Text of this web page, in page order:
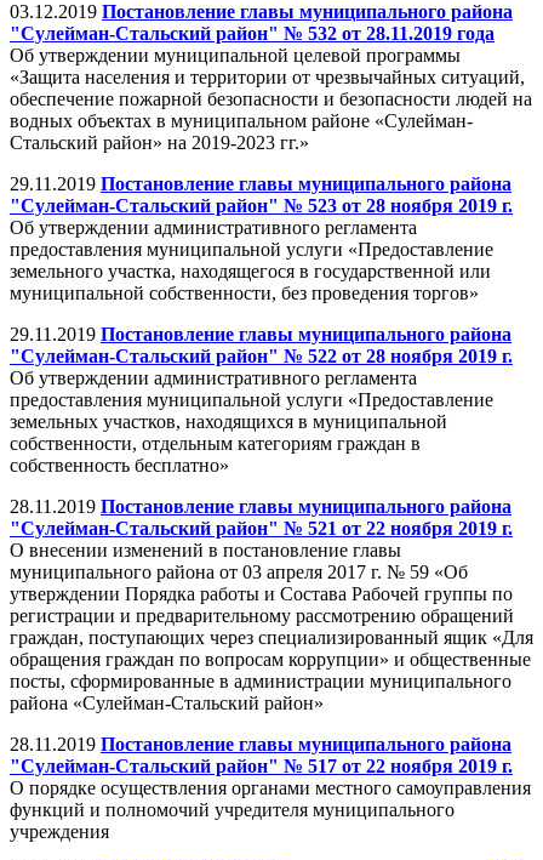
03.12.2019 Постановление главы муниципального района
"Сулейман-Стальский район" № 532 от 28.11.2019 года
Об утверждении муниципальной целевой программы
«Защита населения и территории от чрезвычайных ситуаций,
обеспечение пожарной безопасности и безопасности людей на
водных объектах в муниципальном районе «Сулейман-
Стальский район» на 2019-2023 гг.»
29.11.2019 Постановление главы муниципального района
"Сулейман-Стальский район" № 523 от 28 ноября 2019 г.
Об утверждении административного регламента
предоставления муниципальной услуги «Предоставление
земельного участка, находящегося в государственной или
муниципальной собственности, без проведения торгов»
29.11.2019 Постановление главы муниципального района
"Сулейман-Стальский район" № 522 от 28 ноября 2019 г.
Об утверждении административного регламента
предоставления муниципальной услуги «Предоставление
земельных участков, находящихся в муниципальной
собственности, отдельным категориям граждан в
собственность бесплатно»
28.11.2019 Постановление главы муниципального района
"Сулейман-Стальский район" № 521 от 22 ноября 2019 г.
О внесении изменений в постановление главы
муниципального района от 03 апреля 2017 г. № 59 «Об
утверждении Порядка работы и Состава Рабочей группы по
регистрации и предварительному рассмотрению обращений
граждан, поступающих через специализированный ящик «Для
обращения граждан по вопросам коррупции» и общественные
посты, сформированные в администрации муниципального
района «Сулейман-Стальский район»
28.11.2019 Постановление главы муниципального района
"Сулейман-Стальский район" № 517 от 22 ноября 2019 г.
О порядке осуществления органами местного самоуправления
функций и полномочий учредителя муниципального
учреждения